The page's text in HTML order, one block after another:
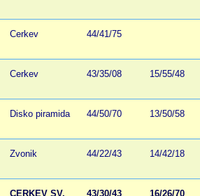
Cerkev 44/41/75
Cerkev 43/35/08 15/55/48
Disko piramida 44/50/70 13/50/58
Zvonik 44/22/43 14/42/18
CERKEV SV.
43/30/43 16/26/70